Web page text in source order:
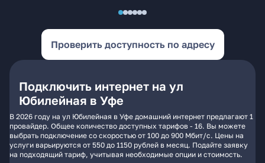
Проверить доступность по адресу
Подключить интернет на ул
Юбилейная в Уфе
В 2026 году на ул Юбилейная в Уфе домашний интернет предлагают 1
провайдер. Общее количество доступных тарифов - 16. Вы можете
выбрать подключение со скоростью от 100 до 900 Мбит/с. Цены на
услуги варьируются от 550 до 1150 рублей в месяц. Подайте заявку
на подходящий тариф, учитывая необходимые опции и стоимость.